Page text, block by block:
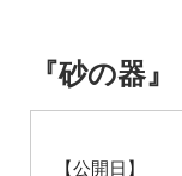
『砂の器』
【公開日】